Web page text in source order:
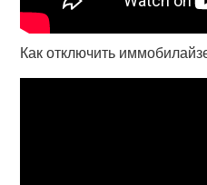
Как отключить